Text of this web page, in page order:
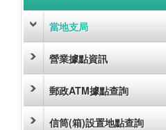
當地支局
營業據點資訊
郵政ATM據點查詢
信筒(箱)設置地點查詢